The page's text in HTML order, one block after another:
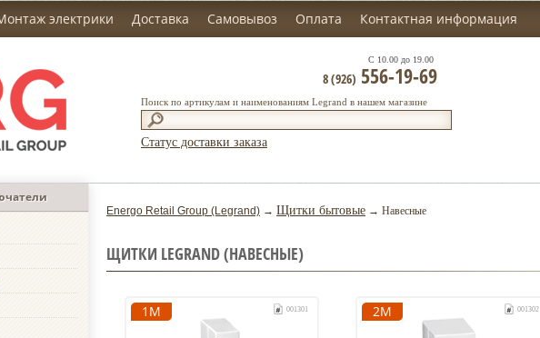
электрики Доставка Самовывоз Оплата Контактная информация
Поиск по артикулам и наименованиям Legrand в нашем магазине
С 10.00 до 19.00
8 (926) 556-19-69
Статус доставки заказа
Energo Retail Group (Legrand) → Щитки бытовые → Навесные
ЩИТКИ LEGRAND (НАВЕСНЫЕ)
1М 001301 2М 001302